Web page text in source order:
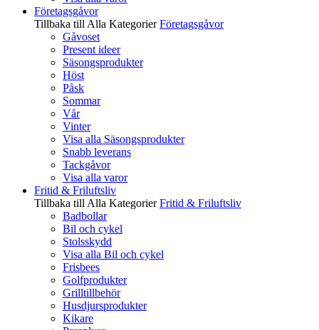
Företagsgåvor
Tillbaka till Alla Kategorier Företagsgåvor
Gåvoset
Present ideer
Säsongsprodukter
Höst
Påsk
Sommar
Vår
Vinter
Visa alla Säsongsprodukter
Snabb leverans
Tackgåvor
Visa alla varor
Fritid & Friluftsliv
Tillbaka till Alla Kategorier Fritid & Friluftsliv
Badbollar
Bil och cykel
Stolsskydd
Visa alla Bil och cykel
Frisbees
Golfprodukter
Grilltillbehör
Husdjursprodukter
Kikare